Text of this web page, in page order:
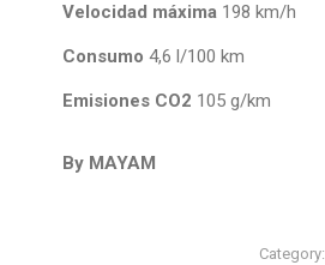
Velocidad máxima 198 km/h
Consumo 4,6 l/100 km
Emisiones CO2 105 g/km
By MAYAM
Category: